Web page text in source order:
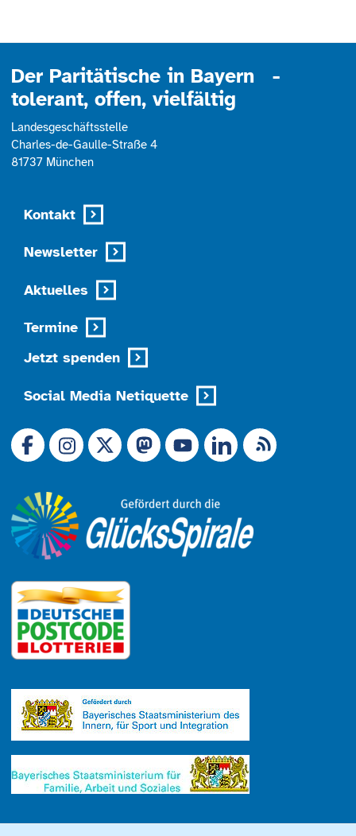
Management Platform
Der Paritätische in Bayern -
tolerant, offen, vielfältig
Landesgeschäftsstelle
Charles-de-Gaulle-Straße 4
81737 München
Kontakt
Newsletter
Aktuelles
Termine
Jetzt spenden
Social Media Netiquette
Link zu X (Ex-Twitter)
RSS-Feed